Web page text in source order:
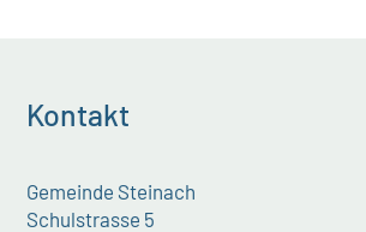
Kontakt
Gemeinde Steinach
Schulstrasse 5